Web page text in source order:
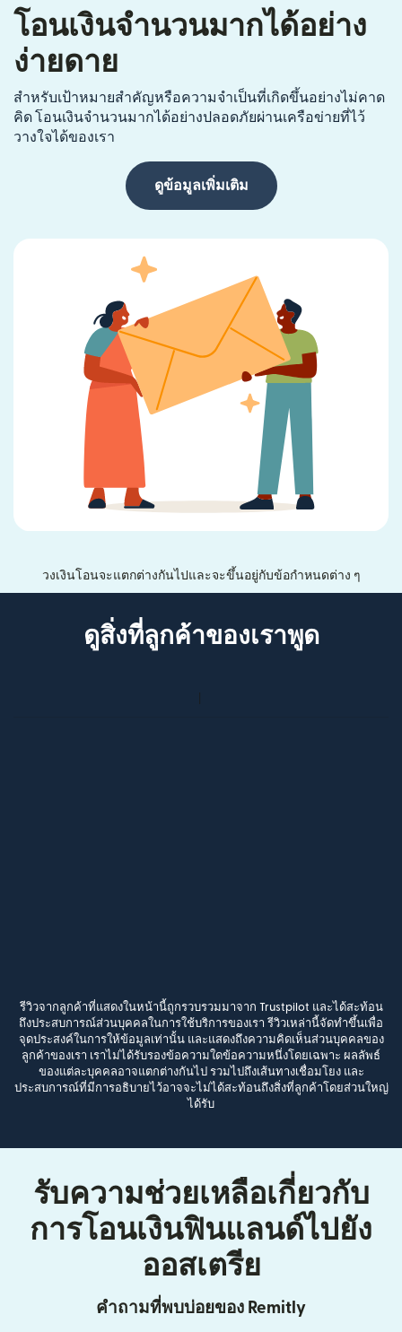
โอนเงินจำนวนมากได้อย่าง
ง่ายดาย
สำหรับเป้าหมายสำคัญหรือความจำเป็นที่เกิดขึ้นอย่างไม่คาด
คิด โอนเงินจำนวนมากได้อย่างปลอดภัยผ่านเครือข่ายที่ไว้
วางใจได้ของเรา
ดูข้อมูลเพิ่มเติม
วงเงินโอนจะแตกต่างกันไปและจะขึ้นอยู่กับข้อกำหนดต่าง ๆ
ดูสิ่งที่ลูกค้าของเราพูด
รีวิวจากลูกค้าที่แสดงในหน้านี้ถูกรวบรวมมาจาก Trustpilot และได้สะท้อน
ถึงประสบการณ์ส่วนบุคคลในการใช้บริการของเรา รีวิวเหล่านี้จัดทำขึ้นเพื่อ
จุดประสงค์ในการให้ข้อมูลเท่านั้น และแสดงถึงความคิดเห็นส่วนบุคคลของ
ลูกค้าของเรา เราไม่ได้รับรองข้อความใดข้อความหนึ่งโดยเฉพาะ ผลลัพธ์
ของแต่ละบุคคลอาจแตกต่างกันไป รวมไปถึงเส้นทางเชื่อมโยง และ
ประสบการณ์ที่มีการอธิบายไว้อาจจะไม่ได้สะท้อนถึงสิ่งที่ลูกค้าโดยส่วนใหญ่
ได้รับ
รับความช่วยเหลือเกี่ยวกับ
การโอนเงินฟินแลนด์ไปยัง
ออสเตรีย
คำถามที่พบบ่อยของ Remitly